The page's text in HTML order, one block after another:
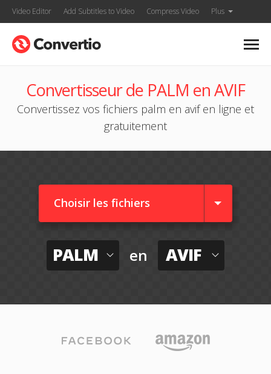
Video Editor Add Subtitles to Video Compress Video Plus
Convertisseur de PALM en AVIF
Convertissez vos fichiers palm en avif en ligne et
gratuitement
Choisir les fichiers
PALM en AVIF